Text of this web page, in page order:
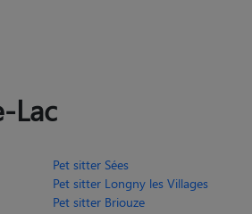
Lac
Pet sitter Sées
Pet sitter Longny les Villages
Pet sitter Briouze